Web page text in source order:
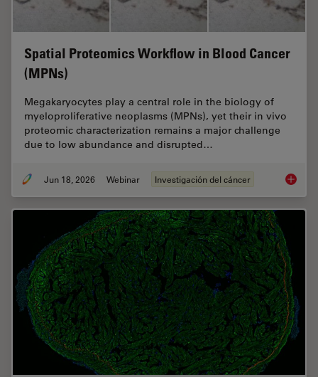
Spatial Proteomics Workflow in Blood Cancer
(MPNs)
Megakaryocytes play a central role in the biology of
myeloproliferative neoplasms (MPNs), yet their in vivo
proteomic characterization remains a major challenge
due to low abundance and disrupted…
Jun 18, 2026 Webinar Investigación del cáncer Spatial